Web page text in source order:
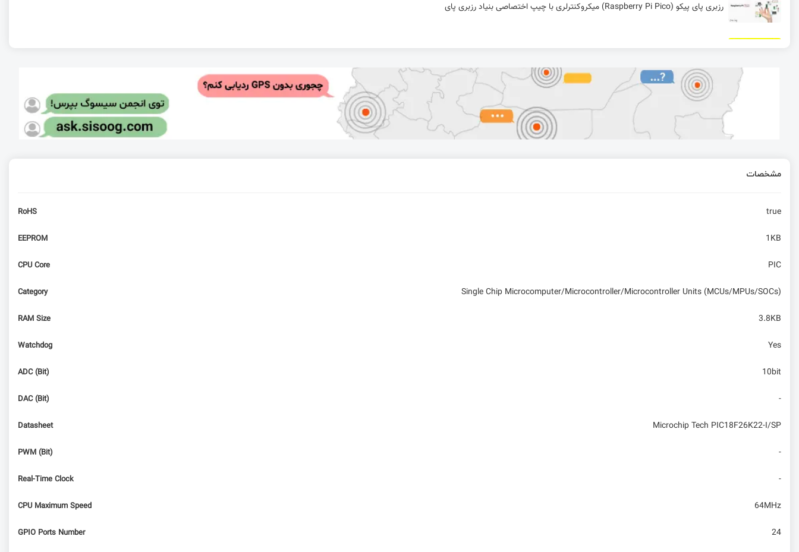
رزبری ‌پای پیکو (Raspberry Pi Pico) میکروکنترلری با چیپ اختصاصی بنیاد رزبری پای
مسابقه چهارم: کدام حلقه سریع‌تر است؟
آموزش اجرای شبیه‌سازی در KiCad با ngspice | تحلیل AC ،DC و Transient
مشخصات
RoHS true
EEPROM 1KB
CPU Core PIC
Category Single Chip Microcomputer/Microcontroller/Microcontroller Units (MCUs/MPUs/SOCs)
RAM Size 3.8KB
Watchdog Yes
ADC (Bit) 10bit
DAC (Bit) -
Datasheet Microchip Tech PIC18F26K22-I/SP
PWM (Bit) -
Real-Time Clock -
CPU Maximum Speed 64MHz
GPIO Ports Number 24